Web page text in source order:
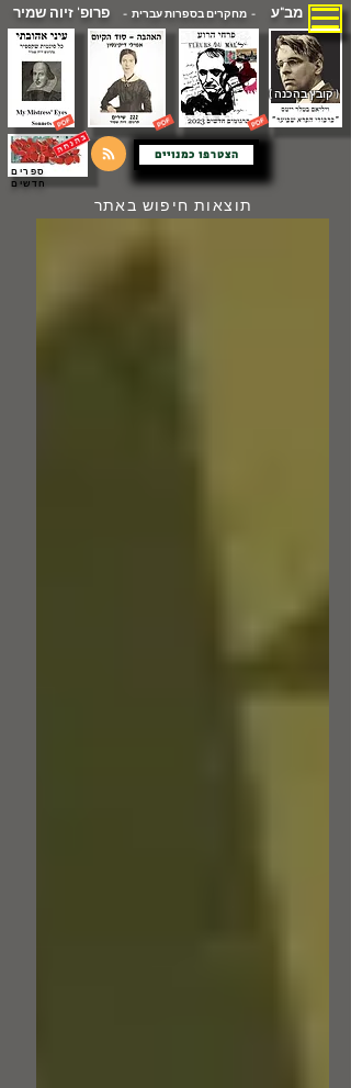
מב"ע - מחקרים בספרות עברית -פרופ' זיוה שמיר
( קובץ בהכנה )
הצטרפו כמנויים
ספרים
חדשים
תוצאות חיפוש באתר